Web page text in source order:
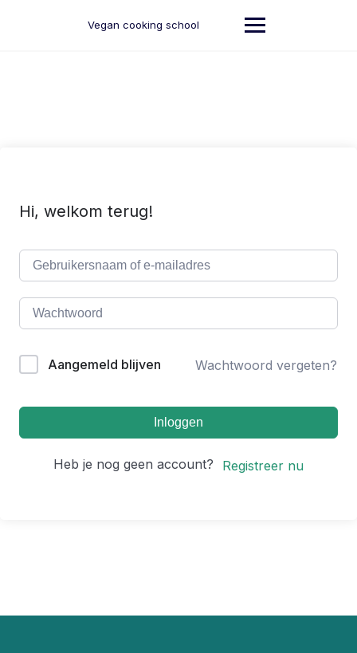
Vegan cooking school
Hi, welkom terug!
Aangemeld blijven Wachtwoord vergeten?
Inloggen
Heb je nog geen account? Registreer nu